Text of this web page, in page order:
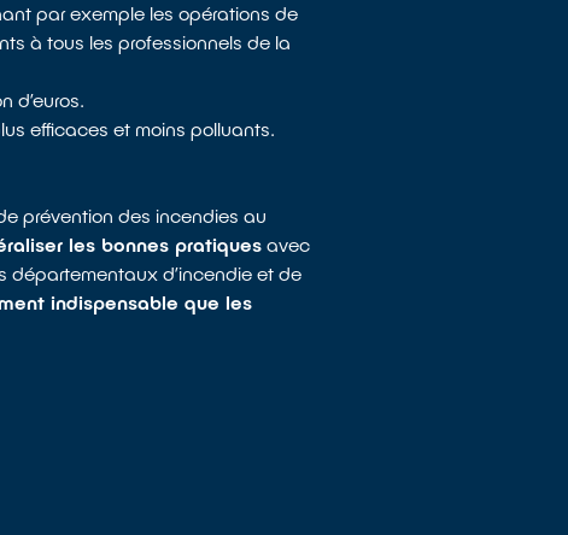
par exemple les opérations de
à tous les professionnels de la
d’euros.
efficaces et moins polluants.
prévention des incendies au
les bonnes pratiques avec
départementaux d’incendie et de
indispensable que les